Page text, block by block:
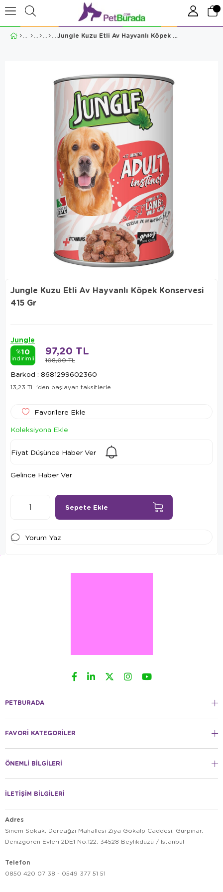
Jungle Kuzu Etli Av Hayvanlı Köpek Konservesi 415 Gr
Jungle Kuzu Etli Av Hayvanlı Köpek Konservesi
415 Gr
Jungle
%10
indirimli 108,00 TL
97,20 TL
Barkod : 8681299602360
13,23 TL 'den başlayan taksitlerle
Favorilere Ekle
Koleksiyona Ekle
Fiyat Düşünce Haber Ver
Gelince Haber Ver
Yorum Yaz
PETBURADA
FAVORİ KATEGORİLER
ÖNEMLİ BİLGİLERİ
İLETİŞİM BİLGİLERİ
Adres
Sinem Sokak, Dereağzı Mahallesi Ziya Gökalp Caddesi, Gürpınar,
Denizgören Evleri 2DE1 No:122, 34528 Beylikdüzü / İstanbul
Telefon
0850 420 07 38 - 0549 377 51 51